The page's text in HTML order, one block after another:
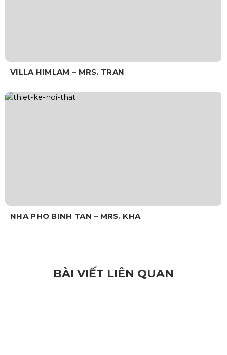
VILLA HIMLAM – MRS. TRAN
NHA PHO BINH TAN – MRS. KHA
BÀI VIẾT LIÊN QUAN